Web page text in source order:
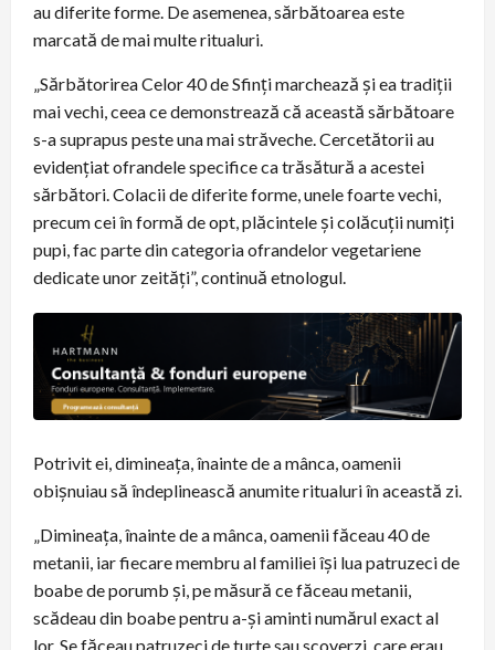
au diferite forme. De asemenea, sărbătoarea este
marcată de mai multe ritualuri.
„Sărbătorirea Celor 40 de Sfinți marchează și ea tradiții
mai vechi, ceea ce demonstrează că această sărbătoare
s-a suprapus peste una mai străveche. Cercetătorii au
evidențiat ofrandele specifice ca trăsătură a acestei
sărbători. Colacii de diferite forme, unele foarte vechi,
precum cei în formă de opt, plăcintele și colăcuții numiți
pupi, fac parte din categoria ofrandelor vegetariene
dedicate unor zeități”, continuă etnologul.
Potrivit ei, dimineața, înainte de a mânca, oamenii
obișnuiau să îndeplinească anumite ritualuri în această zi.
„Dimineața, înainte de a mânca, oamenii făceau 40 de
metanii, iar fiecare membru al familiei își lua patruzeci de
boabe de porumb și, pe măsură ce făceau metanii,
scădeau din boabe pentru a-și aminti numărul exact al
lor. Se făceau patruzeci de turte sau scoverzi, care erau